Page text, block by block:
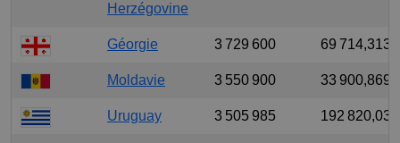
Herzégovine
Géorgie 3 729 600 69 714,313
Moldavie 3 550 900 33 900,869
Uruguay 3 505 985 192 820,035